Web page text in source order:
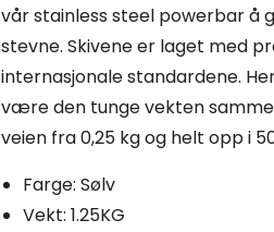
vår stainless steel powerbar å
stevne. Skivene er laget med
internasjonale standardene.
være den tunge vekten
veien fra 0,25 kg og helt opp i
Farge: Sølv
Vekt: 1.25KG